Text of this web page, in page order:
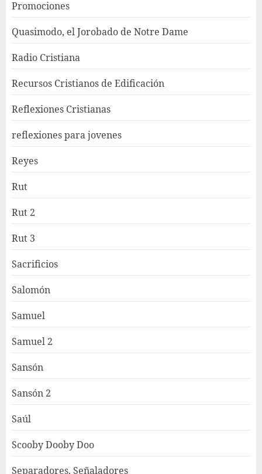
Promociones
Quasimodo, el Jorobado de Notre Dame
Radio Cristiana
Recursos Cristianos de Edificación
Reflexiones Cristianas
reflexiones para jovenes
Reyes
Rut
Rut 2
Rut 3
Sacrificios
Salomón
Samuel
Samuel 2
Sansón
Sansón 2
Saúl
Scooby Dooby Doo
Separadores, Señaladores